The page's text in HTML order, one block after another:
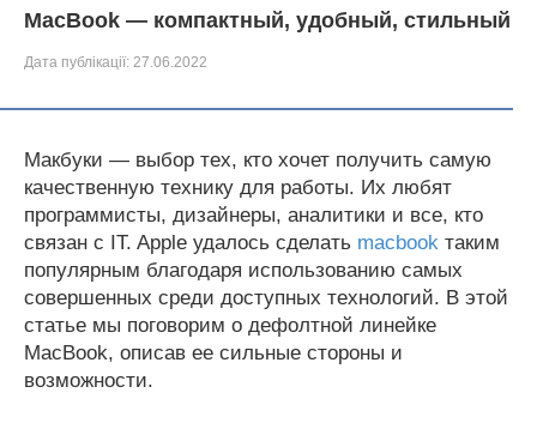
MacBook — компактный, удобный, стильный
Дата публікації: 27.06.2022
Макбуки — выбор тех, кто хочет получить самую
качественную технику для работы. Их любят
программисты, дизайнеры, аналитики и все, кто
связан с IT. Apple удалось сделать macbook таким
популярным благодаря использованию самых
совершенных среди доступных технологий. В этой
статье мы поговорим о дефолтной линейке
MacBook, описав ее сильные стороны и
возможности.